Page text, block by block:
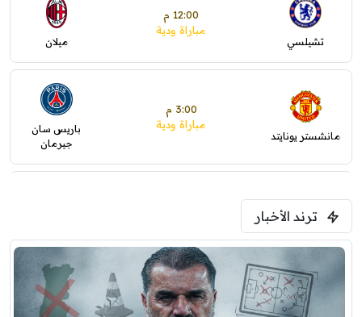
تشيلسي
12:00 م
مباراة ودية
ميلان
مانشستر يونايتد
3:00 م
مباراة ودية
باريس سان
جيرمان
فرينتسفاروشي
7:00 م
مباراة ودية
ترند الأخبار